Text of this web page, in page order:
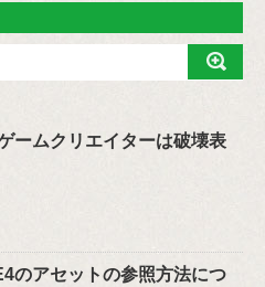
ームクリエイターは破壊表
のアセットの参照方法につ